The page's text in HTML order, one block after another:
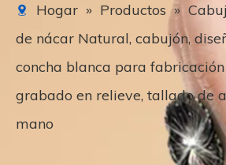
Hogar » Productos »
de nácar Natural, cabujón,
concha blanca para fabricación
grabado en relieve, tallado de
mano